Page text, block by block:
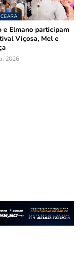
e Elmano participam
Viçosa, Mel e
2026